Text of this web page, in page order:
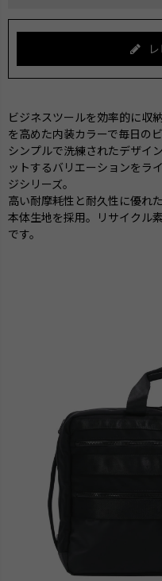
ビジネスツールを効率的に収
を高めた内装カラーで毎日の
シンプルで洗練されたデザイ
ットするバリエーションをラ
ジシリーズ。
高い耐摩耗性と耐久性に優れ
本体生地を採用。リサイクル
です。